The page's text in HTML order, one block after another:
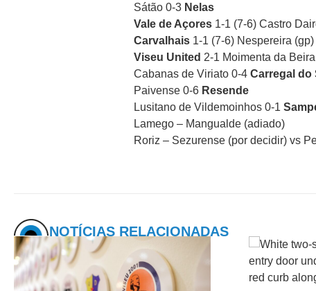
Sátão 0-3 Nelas
Vale de Açores 1-1 (7-6) Castro
Carvalhais 1-1 (7-6) Nespereira (gp)
Viseu United 2-1 Moimenta da Beira
Cabanas de Viriato 0-4Carregal do
Paivense 0-6 Resende
Lusitano de Vildemoinhos 0-1
Lamego – Mangualde (adiado)
Roriz – Sezurense (por decidir) vs
NOTÍCIAS RELACIONADAS